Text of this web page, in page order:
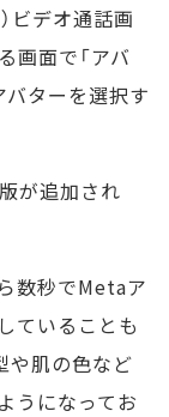
ビデオ通話画
画面で「アバ
バターを選択す
が追加され
数秒でMetaア
ていることも
や肌の色など
うになってお